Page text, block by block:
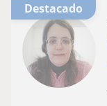
Destacado